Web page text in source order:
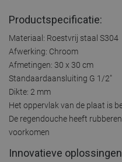
Productspecificatie:
Materiaal: Roestvrij staal S304
Afwerking: Chroom
Afmetingen: 30 x 30 cm
Standaardaansluiting G 1/2"
Dikte: 2 mm
Het oppervlak van de plaat is
De regendouche heeft
voorkomen
Innovatieve